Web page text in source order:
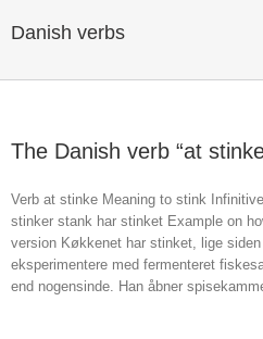
Danish verbs
The Danish verb “at
Verb at stinke Meaning to stink
stinker stank har stinket Example on
version Køkkenet har stinket, lige
eksperimentere med fermenteret
end nogensinde. Han åbner